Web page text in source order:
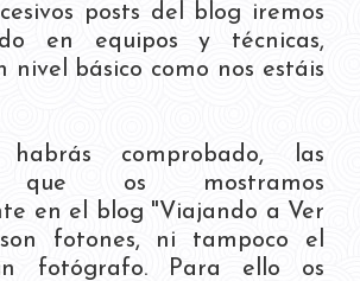
posts del blog iremos
en equipos y técnicas,
nivel básico como nos estáis
comprobado, las
que os mostramos
en el blog "Viajando a Ver
fotones, ni tampoco el
fotógrafo. Para ello os